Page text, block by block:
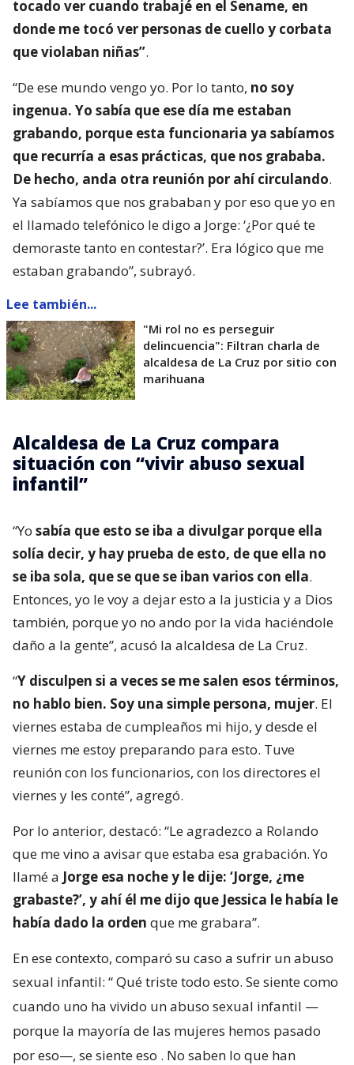
tocado ver cuando trabajé en el Sename, en
donde me tocó ver personas de cuello y corbata
que violaban niñas”.
“De ese mundo vengo yo. Por lo tanto, no soy
ingenua. Yo sabía que ese día me estaban
grabando, porque esta funcionaria ya sabíamos
que recurría a esas prácticas, que nos grababa.
De hecho, anda otra reunión por ahí circulando.
Ya sabíamos que nos grababan y por eso que yo en
el llamado telefónico le digo a Jorge: ‘¿Por qué te
demoraste tanto en contestar?’. Era lógico que me
estaban grabando”, subrayó.
Lee también...
"Mi rol no es perseguir
delincuencia": Filtran charla de
alcaldesa de La Cruz por sitio con
marihuana
Alcaldesa de La Cruz compara
situación con “vivir abuso sexual
infantil”
“Yo sabía que esto se iba a divulgar porque ella
solía decir, y hay prueba de esto, de que ella no
se iba sola, que se que se iban varios con ella.
Entonces, yo le voy a dejar esto a la justicia y a Dios
también, porque yo no ando por la vida haciéndole
daño a la gente”, acusó la alcaldesa de La Cruz.
“Y disculpen si a veces se me salen esos términos,
no hablo bien. Soy una simple persona, mujer. El
viernes estaba de cumpleaños mi hijo, y desde el
viernes me estoy preparando para esto. Tuve
reunión con los funcionarios, con los directores el
viernes y les conté”, agregó.
Por lo anterior, destacó: “Le agradezco a Rolando
que me vino a avisar que estaba esa grabación. Yo
llamé a Jorge esa noche y le dije: ‘Jorge, ¿me
grabaste?’, y ahí él me dijo que Jessica le había le
había dado la orden que me grabara”.
En ese contexto, comparó su caso a sufrir un abuso
sexual infantil: “Qué triste todo esto. Se siente como
cuando uno ha vivido un abuso sexual infantil —
porque la mayoría de las mujeres hemos pasado
por eso—, se siente eso . No saben lo que han